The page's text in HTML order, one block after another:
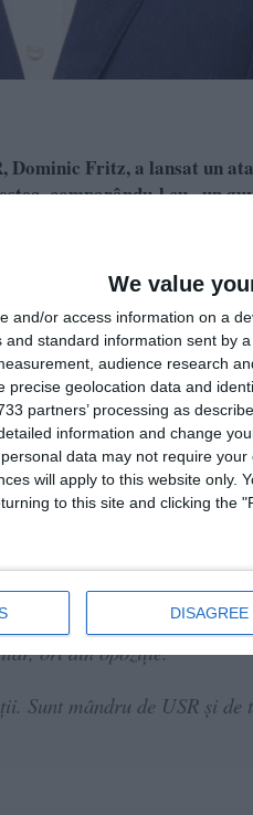
We value
and/or access information on a
standard information sent by
audience research
precise geolocation data and
partners’ processing as
information and change
data may not require
will apply to this website only.
to this site and clicking the
DISAGREE
Fritz, a lansat un
comparându-l cu „un
în unanimitate, refuzul
și ar depinde
a peste 100 de traseiști și
o va avea nici pe a noastră.
Politic, unde se
pentru români, așa
ori din opoziție.
Sunt mândru de USR și de